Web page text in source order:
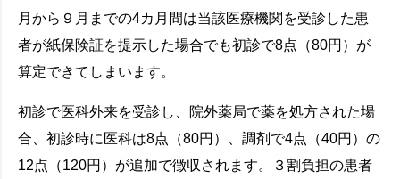
月から９月までの4カ月間は当該医療機関を受診した患
者が紙保険証を提示した場合でも初診で8点（80円）が
算定できてしまいます。
初診で医科外来を受診し、院外薬局で薬を処方された場
合、初診時に医科は8点（80円）、調剤で4点（40円）の
12点（120円）が追加で徴収されます。３割負担の患者